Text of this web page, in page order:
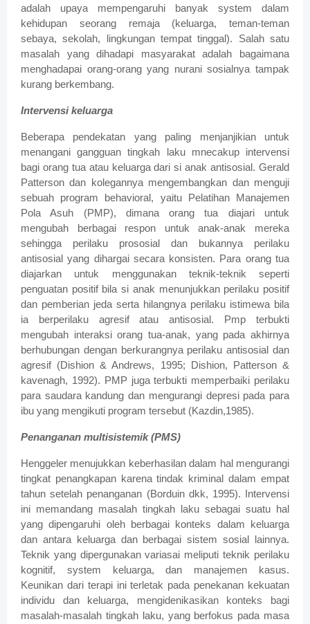
adalah upaya mempengaruhi banyak system dalam
kehidupan seorang remaja (keluarga, teman-teman
sebaya, sekolah, lingkungan tempat tinggal). Salah satu
masalah yang dihadapi masyarakat adalah bagaimana
menghadapai orang-orang yang nurani sosialnya tampak
kurang berkembang.
Intervensi keluarga
Beberapa pendekatan yang paling menjanjikian untuk
menangani gangguan tingkah laku mnecakup intervensi
bagi orang tua atau keluarga dari si anak antisosial. Gerald
Patterson dan kolegannya mengembangkan dan menguji
sebuah program behavioral, yaitu Pelatihan Manajemen
Pola Asuh (PMP), dimana orang tua diajari untuk
mengubah berbagai respon untuk anak-anak mereka
sehingga perilaku prososial dan bukannya perilaku
antisosial yang dihargai secara konsisten. Para orang tua
diajarkan untuk menggunakan teknik-teknik seperti
penguatan positif bila si anak menunjukkan perilaku positif
dan pemberian jeda serta hilangnya perilaku istimewa bila
ia berperilaku agresif atau antisosial. Pmp terbukti
mengubah interaksi orang tua-anak, yang pada akhirnya
berhubungan dengan berkurangnya perilaku antisosial dan
agresif (Dishion & Andrews, 1995; Dishion, Patterson &
kavenagh, 1992). PMP juga terbukti memperbaiki perilaku
para saudara kandung dan mengurangi depresi pada para
ibu yang mengikuti program tersebut (Kazdin,1985).
Penanganan multisistemik (PMS)
Henggeler menujukkan keberhasilan dalam hal mengurangi
tingkat penangkapan karena tindak kriminal dalam empat
tahun setelah penanganan (Borduin dkk, 1995). Intervensi
ini memandang masalah tingkah laku sebagai suatu hal
yang dipengaruhi oleh berbagai konteks dalam keluarga
dan antara keluarga dan berbagai sistem sosial lainnya.
Teknik yang dipergunakan variasai meliputi teknik perilaku
kognitif, system keluarga, dan manajemen kasus.
Keunikan dari terapi ini terletak pada penekanan kekuatan
individu dan keluarga, mengidenikasikan konteks bagi
masalah-masalah tingkah laku, yang berfokus pada masa